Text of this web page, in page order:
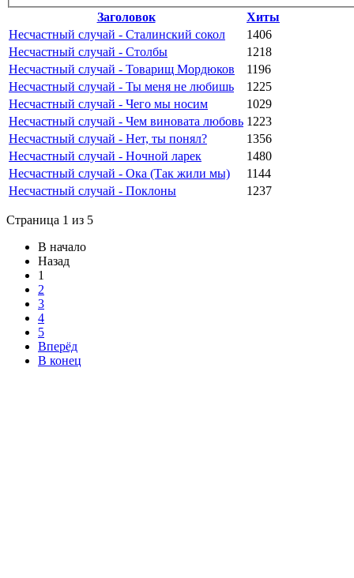
Заголовок
Хиты
Несчастный случай - Сталинский сокол
1406
Несчастный случай - Столбы
1218
Несчастный случай - Товарищ Мордюков
1196
Несчастный случай - Ты меня не любишь
1225
Несчастный случай - Чего мы носим
1029
Несчастный случай - Чем виновата любовь 1223
Несчастный случай - Нет, ты понял?
1356
Несчастный случай - Ночной ларек
1480
Несчастный случай - Ока (Так жили мы)
1144
Несчастный случай - Поклоны
1237
Страница 1 из 5
В начало
Назад
1
2
3
4
5
Вперёд
В конец